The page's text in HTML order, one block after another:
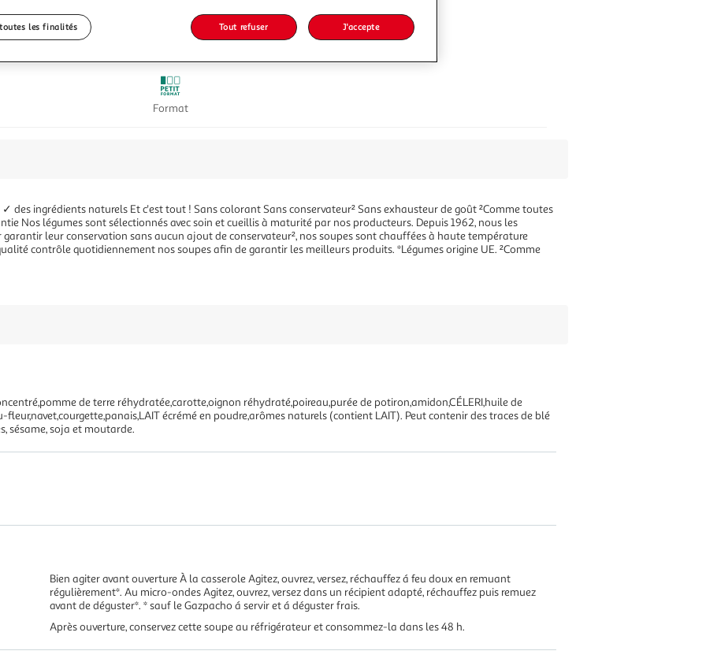
Format
des ingrédients naturels Et c'est tout ! Sans colorant Sans conservateur² Sans exhausteur de goût ²Comme toutes
Nos légumes sont sélectionnés avec soin et cueillis à maturité par nos producteurs. Depuis 1962, nous les
garantir leur conservation sans aucun ajout de conservateur², nos soupes sont chauffées à haute température
contrôle quotidiennement nos soupes afin de garantir les meilleurs produits. *Légumes origine UE. ²Comme
de terre réhydratée,carotte,oignon réhydraté,poireau,purée de potiron,amidon,CÉLERI,huile de
fleur,navet,courgette,panais,LAIT écrémé en poudre,arômes naturels (contient LAIT). Peut contenir des traces de blé
sésame, soja et moutarde.
Bien agiter avant ouverture À la casserole Agitez, ouvrez, versez, réchauffez á feu doux en remuant
régulièrement*. Au micro-ondes Agitez, ouvrez, versez dans un récipient adapté, réchauffez puis remuez
avant de déguster*. * sauf le Gazpacho á servir et á déguster frais.
Après ouverture, conservez cette soupe au réfrigérateur et consommez-la dans les 48 h.
les finalités Tout refuser J'accepte